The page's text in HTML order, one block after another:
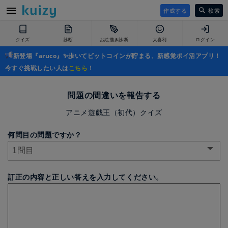
作成する 検索
クイズ 診断 お絵描き診断 大喜利 ログイン
新登場『aruco』✨歩いてビットコインが貯まる、新感覚ポイ活アプリ！
今すぐ挑戦したい人はこちら ！
問題の間違いを報告する
アニメ遊戯王（初代）クイズ
何問目の問題ですか？
訂正の内容と正しい答えを入力してください。